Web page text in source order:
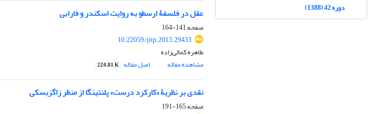
عقل در فلسفۀ ارسطو به روایت اسکندر و فارابی
صفحه141-164
10.22059/jitp.2013.29433
طاهره کمالی‌زاده
مشاهده مقاله
اصل مقاله 224.81 K
نقدی بر نظریۀ «کارکرد درست» پلنتینگا از منظر زاگزبسکی
صفحه165-191
دوره 42 (1388)